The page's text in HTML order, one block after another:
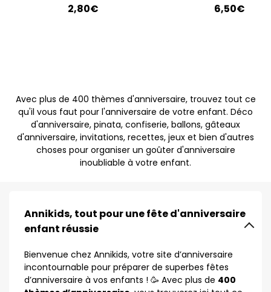
2,80€ 6,50€
Avec plus de 400 thèmes d'anniversaire, trouvez tout ce
qu'il vous faut pour l'anniversaire de votre enfant. Déco
d'anniversaire, pinata, confiserie, ballons, gâteaux
d'anniversaire, invitations, recettes, jeux et bien d'autres
choses pour organiser un goûter d'anniversaire
inoubliable à votre enfant.
Annikids, tout pour une fête d'anniversaire
enfant réussie
Bienvenue chez Annikids, votre site d’anniversaire
incontournable pour préparer de superbes fêtes
d’anniversaire à vos enfants ! 🥳 Avec plus de 400